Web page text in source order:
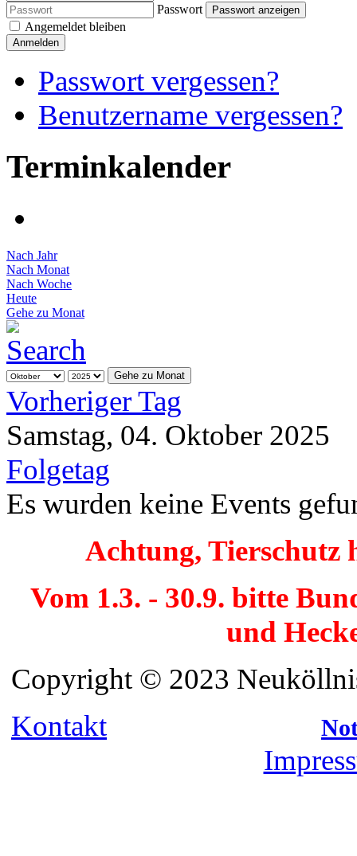
Passwort
Passwort anzeigen
Angemeldet bleiben
Anmelden
Passwort vergessen?
Benutzername vergessen?
Terminkalender
Nach Jahr
Nach Monat
Nach Woche
Heute
Gehe zu Monat
Gehe zu Monat
Vorheriger Tag
Samstag, 04. Oktober 2025
Folgetag
Es wurden keine Events
Achtung, Tierschutz
Vom 1.3. - 30.9. bitte
und
Copyright © 2023
Kontakt